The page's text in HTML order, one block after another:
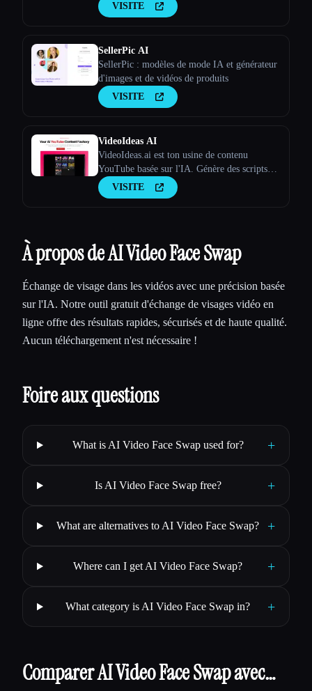
VISITE
SellerPic AI
SellerPic : modèles de mode IA et générateur
d'images et de vidéos de produits
VISITE
VideoIdeas AI
VideoIdeas.ai est ton usine de contenu
YouTube basée sur l'IA. Génère des scripts
dignes d'un virus, de nouvelles idées de
vidéos et du contenu captivant en quelques
VISITE
À propos de AI Video Face Swap
Échange de visage dans les vidéos avec une précision basée
sur l'IA. Notre outil gratuit d'échange de visages vidéo en
ligne offre des résultats rapides, sécurisés et de haute qualité.
Aucun téléchargement n'est nécessaire !
Foire aux questions
What is AI Video Face Swap used for? +
Is AI Video Face Swap free? +
What are alternatives to AI Video Face Swap? +
Where can I get AI Video Face Swap? +
What category is AI Video Face Swap in? +
Comparer AI Video Face Swap avec…